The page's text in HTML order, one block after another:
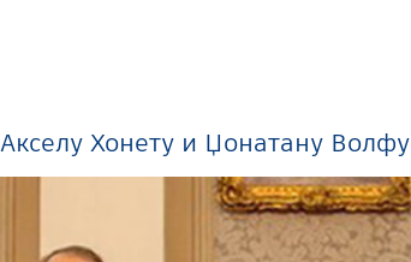
Хонету и Џонатану Волфу